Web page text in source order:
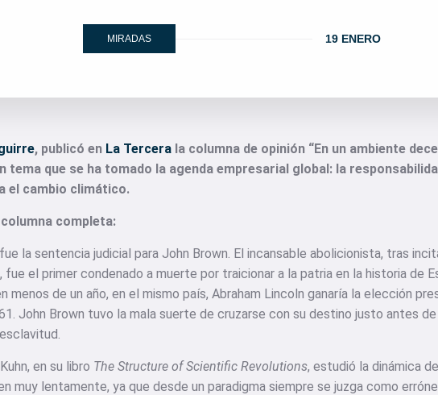
MIRADAS 19 ENERO
, publicó en La Tercera la columna de opinión “En un ambiente
tema que se ha tomado la agenda empresarial global: la
el cambio climático.
completa:
la sentencia judicial para John Brown. El incansable abolicionista, tras
fue el primer condenado a muerte por traicionar a la patria en la historia de
menos de un año, en el mismo país, Abraham Lincoln ganaría la elección
John Brown tuvo la mala suerte de cruzarse con su destino justo antes
en su libro The Structure of Scientific Revolutions, estudió la dinámica
muy lentamente, ya que desde un paradigma siempre se juzga como